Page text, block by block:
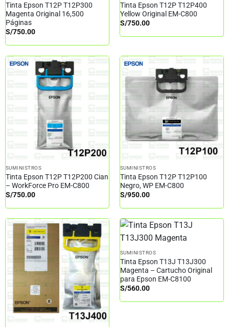
Tinta Epson T12P T12P300
Magenta Original 16,500
Páginas
S/750.00
Tinta Epson T12P T12P400
Yellow Original EM-C800
S/750.00
SUMINISTROS
Tinta Epson T12P T12P200 Cian
– WorkForce Pro EM-C800
S/750.00
SUMINISTROS
Tinta Epson T12P T12P100
Negro, WP EM-C800
S/950.00
SUMINISTROS
Tinta Epson T13J T13J300
Magenta – Cartucho Original
para Epson EM-C8100
S/560.00